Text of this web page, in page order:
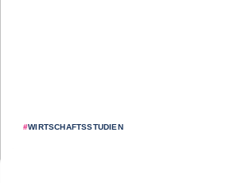
#WIRTSCHAFTSSTUDIEN